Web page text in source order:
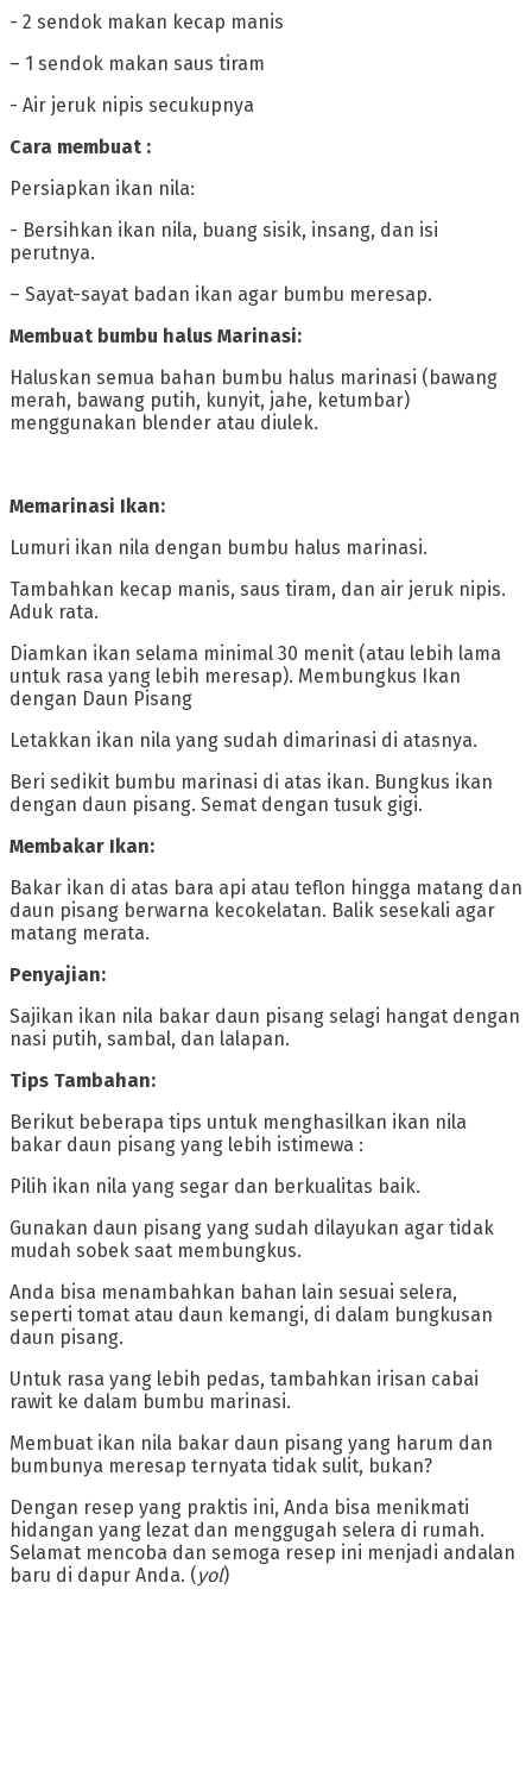
‎- ‎2 sendok makan kecap manis
– ‎1 sendok makan saus tiram
‎- Air jeruk nipis secukupnya
‎Cara membuat :
‎Persiapkan ikan nila:
‎- ‎Bersihkan ikan nila, buang sisik, insang, dan isi
perutnya.
– ‎Sayat-sayat badan ikan agar bumbu meresap.
‎Membuat bumbu halus Marinasi:
‎‎Haluskan semua bahan bumbu halus marinasi (bawang
merah, bawang putih, kunyit, jahe, ketumbar)
menggunakan blender atau diulek.
‎Memarinasi Ikan:
‎Lumuri ikan nila dengan bumbu halus marinasi.
‎Tambahkan kecap manis, saus tiram, dan air jeruk nipis.
Aduk rata.
‎Diamkan ikan selama minimal 30 menit (atau lebih lama
untuk rasa yang lebih meresap). Membungkus Ikan
dengan Daun Pisang
‎Letakkan ikan nila yang sudah dimarinasi di atasnya.
‎Beri sedikit bumbu marinasi di atas ikan. Bungkus ikan
dengan daun pisang. Semat dengan tusuk gigi.
Membakar Ikan:
‎‎Bakar ikan di atas bara api atau teflon hingga matang dan
daun pisang berwarna kecokelatan. Balik sesekali agar
matang merata.
‎Penyajian:
Sajikan ikan nila bakar daun pisang selagi hangat dengan
nasi putih, sambal, dan lalapan.
‎Tips Tambahan:
‎‎Berikut beberapa tips untuk menghasilkan ikan nila
bakar daun pisang yang lebih istimewa :
‎‎Pilih ikan nila yang segar dan berkualitas baik.
‎Gunakan daun pisang yang sudah dilayukan agar tidak
mudah sobek saat membungkus.
‎‎Anda bisa menambahkan bahan lain sesuai selera,
seperti tomat atau daun kemangi, di dalam bungkusan
daun pisang.
‎Untuk rasa yang lebih pedas, tambahkan irisan cabai
rawit ke dalam bumbu marinasi.
‎‎Membuat ikan nila bakar daun pisang yang harum dan
bumbunya meresap ternyata tidak sulit, bukan?
Dengan resep yang praktis ini, Anda bisa menikmati
hidangan yang lezat dan menggugah selera di rumah.
Selamat mencoba dan semoga resep ini menjadi andalan
baru di dapur Anda. (yol)